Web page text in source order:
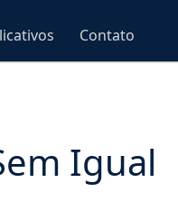
Contato
Igual